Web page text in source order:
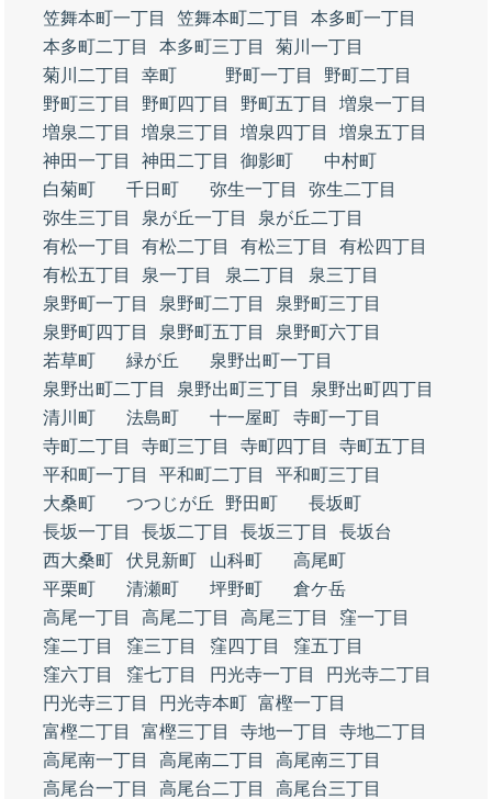
笠舞本町一丁目
笠舞本町二丁目
本多町一丁目
本多町二丁目
本多町三丁目
菊川一丁目
菊川二丁目
幸町 野町一丁目
野町二丁目
野町三丁目
野町四丁目 野町五丁目
増泉一丁目
増泉二丁目
増泉三丁目 増泉四丁目
増泉五丁目
神田一丁目
神田二丁目 御影町
中村町
白菊町
千日町 弥生一丁目
弥生二丁目
弥生三丁目
泉が丘一丁目
泉が丘二丁目
有松一丁目
有松二丁目 有松三丁目
有松四丁目
有松五丁目
泉一丁目 泉二丁目
泉三丁目
泉野町一丁目
泉野町二丁目
泉野町三丁目
泉野町四丁目
泉野町五丁目
泉野町六丁目
若草町
緑が丘
泉野出町一丁目
泉野出町二丁目
泉野出町三丁目
泉野出町四丁目
清川町
法島町 十一屋町
寺町一丁目
寺町二丁目
寺町三丁目 寺町四丁目
寺町五丁目
平和町一丁目
平和町二丁目
平和町三丁目
大桑町
つつじが丘 野田町
長坂町
長坂一丁目
長坂二丁目 長坂三丁目
長坂台
西大桑町
伏見新町 山科町
高尾町
平栗町
清瀬町 坪野町
倉ケ岳
高尾一丁目
高尾二丁目 高尾三丁目
窪一丁目
窪二丁目
窪三丁目 窪四丁目
窪五丁目
窪六丁目
窪七丁目 円光寺一丁目
円光寺二丁目
円光寺三丁目
円光寺本町 富樫一丁目
富樫二丁目
富樫三丁目 寺地一丁目
寺地二丁目
高尾南一丁目
高尾南二丁目
高尾南三丁目
高尾台一丁目
高尾台二丁目
高尾台三丁目